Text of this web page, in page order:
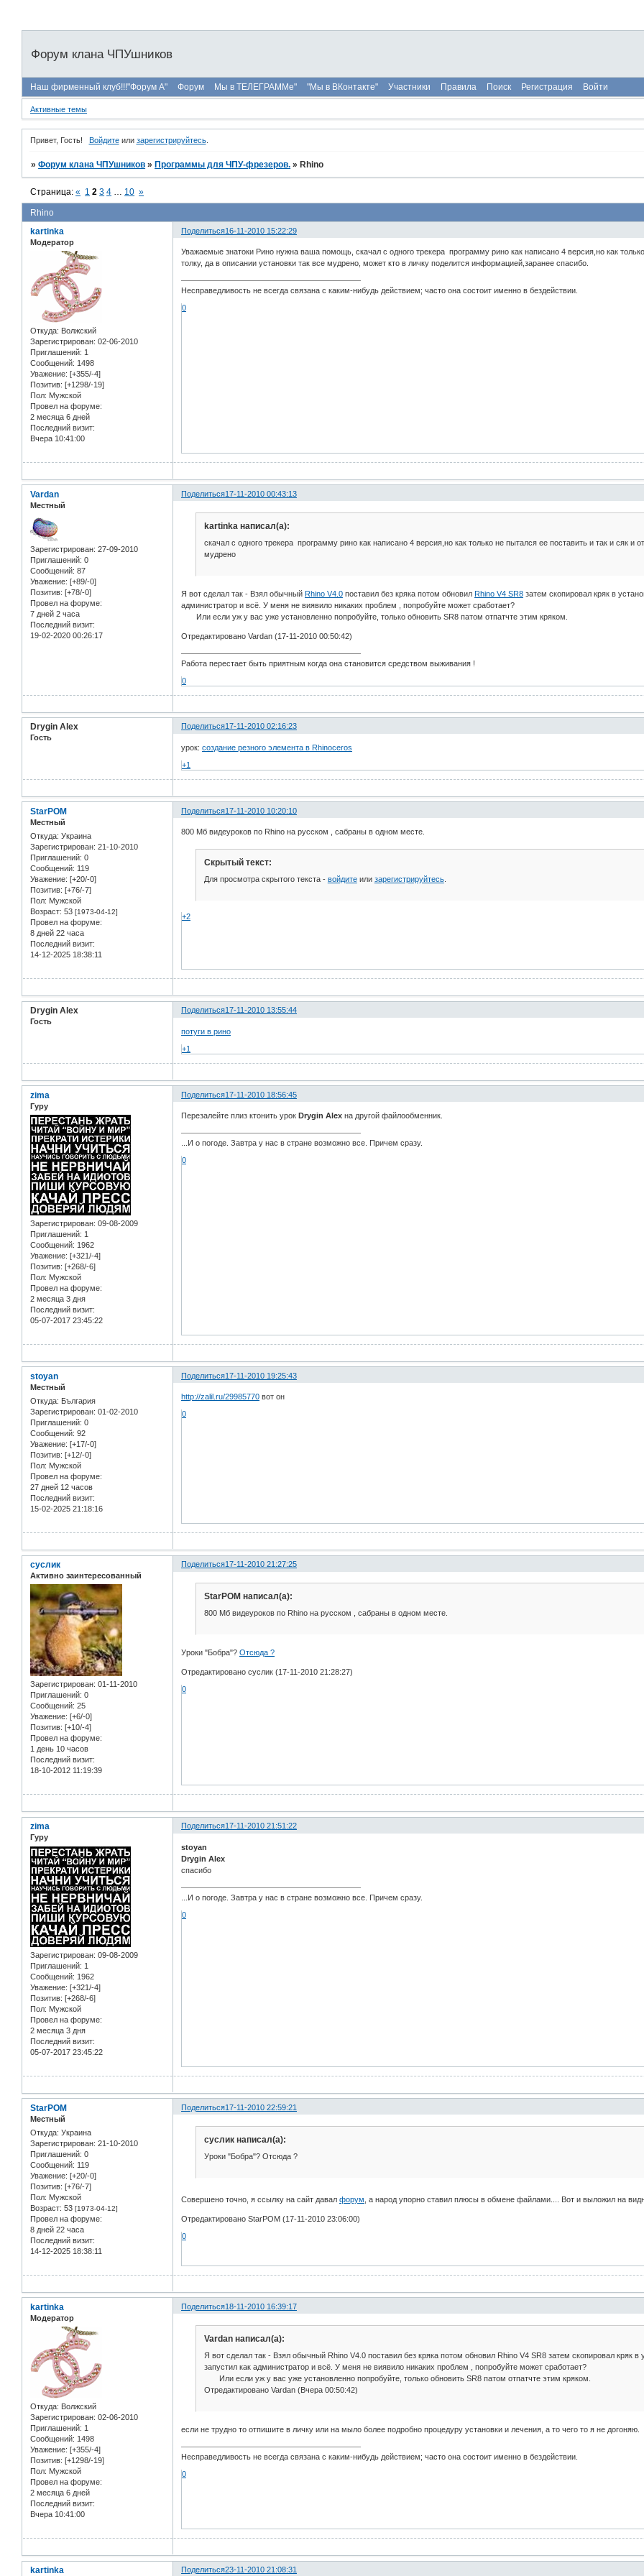
Форум клана ЧПУшников
Наш фирменный клуб!!!"Форум А" Форум Мы в ТЕЛЕГРАММе" "Мы в ВКонтакте" Участники Правила Поиск Регистрация Войти
Активные темы
Привет, Гость! Войдитеили зарегистрируйтесь.
»Форум клана ЧПУшников » Программы для ЧПУ-фрезеров. » Rhino
Rhino
Страница:« 1 2 3 4 10 »
Поделиться16-11-2010 15:22:29
kartinka
Модератор
Откуда: Волжский
Зарегистрирован: 02-06-2010
Приглашений: 1
Сообщений: 1498
Уважение: [+355/-4]
Позитив: [+1298/-19]
Пол: Мужской
Провел на форуме:
2 месяца 6 дней
Последний визит:
Вчера 10:41:00
Уважаемые знатоки Рино нужна ваша помощь, скачал с одного трекера программу рино как написано 4 версия,но как
толку, да в описании установки так все мудрено, может кто в личку поделится информацией,заранее спасибо.
Несправедливость не всегда связана с каким-нибудь действием; часто она состоит именно в бездействии.
0
Поделиться17-11-2010 00:43:13
Vardan
Местный
Зарегистрирован: 27-09-2010
Приглашений: 0
Сообщений: 87
Уважение: [+89/-0]
Позитив: [+78/-0]
Провел на форуме:
7 дней 2 часа
Последний визит:
19-02-2020 00:26:17
kartinka написал(а):
скачал с одного трекера программу рино как написано 4 версия,но как только не пытался ее поставить и так и сяк и
мудрено
Я вот сделал так - Взял обычныйRhino V4.0 поставил без кряка потом обновилRhino V4 SR8 затем скопировал кряк в
администратор и всё. У меня не виявило никаких проблем , попробуйте может сработает?
Или если уж у вас уже установленно попробуйте, только обновить SR8 патом отпатчте этим кряком.
Отредактировано Vardan (17-11-2010 00:50:42)
Работа перестает быть приятным когда она становится средством выживания !
0
Поделиться17-11-2010 02:16:23
Drygin Alex
Гость
урок:создание резного элемента в Rhinoceros
+1
Поделиться17-11-2010 10:20:10
StarPOM
Местный
Откуда: Украина
Зарегистрирован: 21-10-2010
Приглашений: 0
Сообщений: 119
Уважение: [+20/-0]
Позитив: [+76/-7]
Пол: Мужской
Возраст: 53 [1973-04-12]
Провел на форуме:
8 дней 22 часа
Последний визит:
14-12-2025 18:38:11
800 Мб видеуроков по Rhino на русском , сабраны в одном месте.
Скрытый текст:
Для просмотра скрытого текста - войдитеили зарегистрируйтесь.
+2
Поделиться17-11-2010 13:55:44
Drygin Alex
Гость
потуги в рино
+1
Поделиться17-11-2010 18:56:45
zima
Гуру
Зарегистрирован: 09-08-2009
Приглашений: 1
Сообщений: 1962
Уважение: [+321/-4]
Позитив: [+268/-6]
Пол: Мужской
Провел на форуме:
2 месяца 3 дня
Последний визит:
05-07-2017 23:45:22
Перезалейте плиз ктонить урокDrygin Alex на другой файлообменник.
...И о погоде. Завтра у нас в стране возможно все. Причем сразу.
0
Поделиться17-11-2010 19:25:43
stoyan
Местный
Откуда: България
Зарегистрирован: 01-02-2010
Приглашений: 0
Сообщений: 92
Уважение: [+17/-0]
Позитив: [+12/-0]
Пол: Мужской
Провел на форуме:
27 дней 12 часов
Последний визит:
15-02-2025 21:18:16
http://zalil.ru/29985770 вот он
0
Поделиться17-11-2010 21:27:25
суслик
Активно заинтересованный
Зарегистрирован: 01-11-2010
Приглашений: 0
Сообщений: 25
Уважение: [+6/-0]
Позитив: [+10/-4]
Провел на форуме:
1 день 10 часов
Последний визит:
18-10-2012 11:19:39
StarPOM написал(а):
800 Мб видеуроков по Rhino на русском , сабраны в одном месте.
Уроки "Бобра"?Отсюда ?
Отредактировано суслик (17-11-2010 21:28:27)
0
Поделиться17-11-2010 21:51:22
zima
Гуру
Зарегистрирован: 09-08-2009
Приглашений: 1
Сообщений: 1962
Уважение: [+321/-4]
Позитив: [+268/-6]
Пол: Мужской
Провел на форуме:
2 месяца 3 дня
Последний визит:
05-07-2017 23:45:22
stoyan
Drygin Alex
спасибо
...И о погоде. Завтра у нас в стране возможно все. Причем сразу.
0
Поделиться17-11-2010 22:59:21
StarPOM
Местный
Откуда: Украина
Зарегистрирован: 21-10-2010
Приглашений: 0
Сообщений: 119
Уважение: [+20/-0]
Позитив: [+76/-7]
Пол: Мужской
Возраст: 53 [1973-04-12]
Провел на форуме:
8 дней 22 часа
Последний визит:
14-12-2025 18:38:11
суслик написал(а):
Уроки "Бобра"? Отсюда ?
Совершено точно, я ссылку на сайт давалфорум , а народ упорно ставил плюсы в обмене файлами.... Вот и выложил на
Отредактировано StarPOM (17-11-2010 23:06:00)
0
Поделиться18-11-2010 16:39:17
kartinka
Модератор
Откуда: Волжский
Зарегистрирован: 02-06-2010
Приглашений: 1
Сообщений: 1498
Уважение: [+355/-4]
Позитив: [+1298/-19]
Пол: Мужской
Провел на форуме:
2 месяца 6 дней
Последний визит:
Вчера 10:41:00
Vardan написал(а):
Я вот сделал так - Взял обычный Rhino V4.0 поставил без кряка потом обновил Rhino V4 SR8 затем скопировал кряк
запустил как администратор и всё. У меня не виявило никаких проблем , попробуйте может сработает?
Или если уж у вас уже установленно попробуйте, только обновить SR8 патом отпатчте этим кряком.
Отредактировано Vardan (Вчера 00:50:42)
если не трудно то отпишите в личку или на мыло более подробно процедуру установки и лечения, а то чего то я не догоняю.
Несправедливость не всегда связана с каким-нибудь действием; часто она состоит именно в бездействии.
0
Поделиться23-11-2010 21:08:31
kartinka